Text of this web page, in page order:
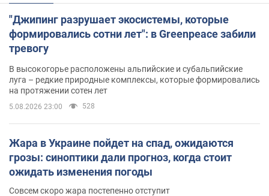
"Джипинг разрушает экосистемы, которые
формировались сотни лет": в Greenpeace забили
тревогу
В высокогорье расположены альпийские и субальпийские
луга – редкие природные комплексы, которые формировались
на протяжении сотен лет
5.08.2026 23:00 528
Жара в Украине пойдет на спад, ожидаются
грозы: синоптики дали прогноз, когда стоит
ожидать изменения погоды
Совсем скоро жара постепенно отступит